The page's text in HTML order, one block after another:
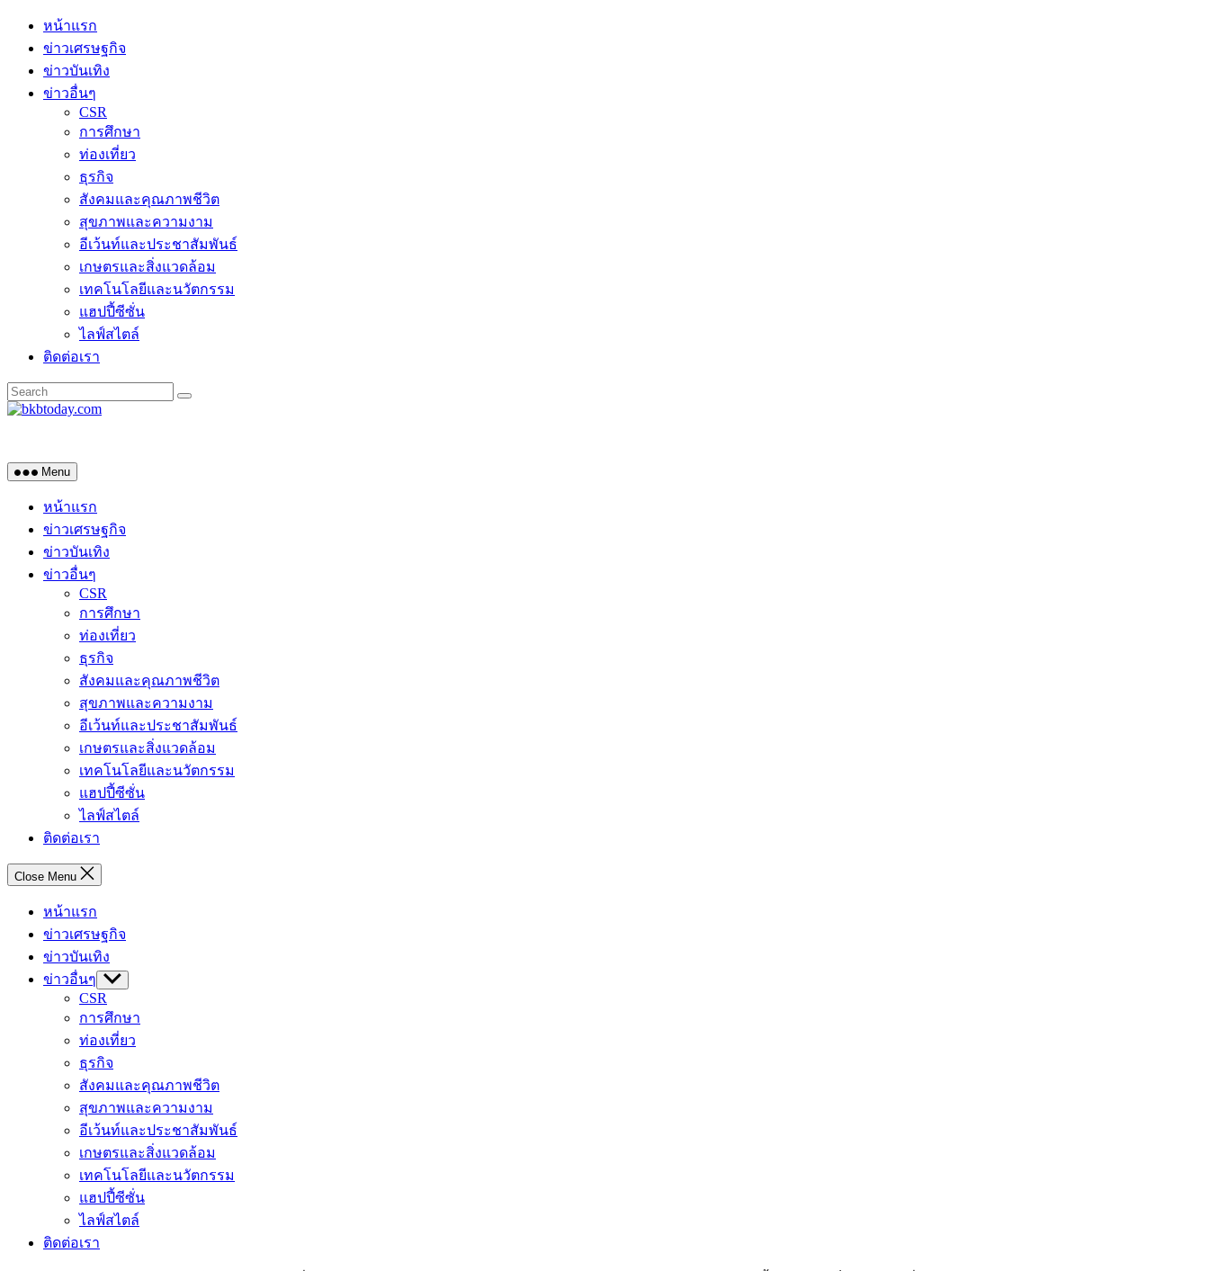
Skip
content
หน้าแรก
ข่าวเศรษฐกิจ
ข่าวบันเทิง
ข่าวอื่นๆ
CSR
การศึกษา
ท่องเที่ยว
ธุรกิจ
สังคมและคุณภาพชีวิต
สุขภาพและความงาม
อีเว้นท์และประชาสัมพันธ์
เกษตรและสิ่งแวดล้อม
เทคโนโลยีและนวัตกรรม
แฮปปี้ซีซั่น
ไลฟ์สไตล์
ติดต่อเรา
Menu
หน้าแรก
ข่าวเศรษฐกิจ
ข่าวบันเทิง
ข่าวอื่นๆ
CSR
การศึกษา
ท่องเที่ยว
ธุรกิจ
สังคมและคุณภาพชีวิต
สุขภาพและความงาม
อีเว้นท์และประชาสัมพันธ์
เกษตรและสิ่งแวดล้อม
เทคโนโลยีและนวัตกรรม
แฮปปี้ซีซั่น
ไลฟ์สไตล์
ติดต่อเรา
Close Menu
หน้าแรก
ข่าวเศรษฐกิจ
ข่าวบันเทิง
ข่าวอื่นๆ Show
sub
menu
CSR
การศึกษา
ท่องเที่ยว
ธุรกิจ
สังคมและคุณภาพชีวิต
สุขภาพและความงาม
อีเว้นท์และประชาสัมพันธ์
เกษตรและสิ่งแวดล้อม
เทคโนโลยีและนวัตกรรม
แฮปปี้ซีซั่น
ไลฟ์สไตล์
ติดต่อเรา